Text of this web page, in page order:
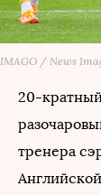
IMAGO / News
20-
тренера